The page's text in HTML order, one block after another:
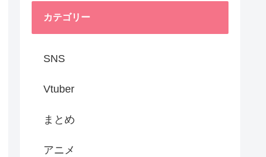
カテゴリー
SNS
Vtuber
まとめ
アニメ